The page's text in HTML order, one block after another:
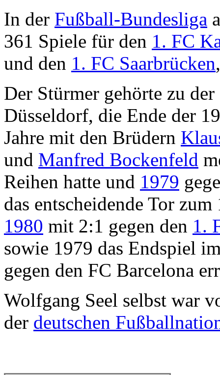
In der Fußball-Bundesliga
361 Spiele für den 1. FC
und den 1. FC Saarbrücken
Der Stürmer gehörte zu
Düsseldorf, die Ende der
Jahre mit den Brüdern
und Manfred Bockenfeld
Reihen hatte und 1979
das entscheidende Tor
1980 mit 2:1 gegen den 1.
sowie 1979 das Endspiel
gegen den FC Barcelona
Wolfgang Seel selbst war
der deutschen